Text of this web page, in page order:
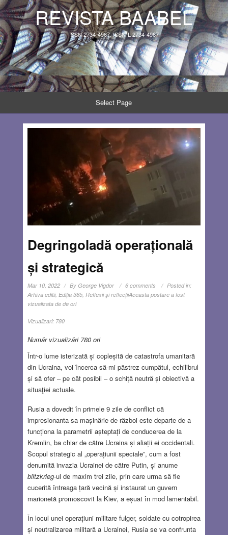
REVISTA BAABEL
ISSN 2734-4967, ISSN-L 2734-4967
Select Page
Degringoladă operațională
și strategică
Mar 10, 2022 By George Vigdor 6 comments
Posted in:
Arhiva editii, Ediţia 365, Reflexii şi reflecţiiAceasta postare a fost
vizualizata de de ori
Vizualizari: 780
Număr vizualizări 780 ori
Într-o lume isterizată și copleșită de catastrofa umanitară
din Ucraina, voi încerca să-mi păstrez cumpătul, echilibrul
și să ofer – pe cât posibil – o schiță neutră și obiectivă a
situaţiei actuale.
Rusia a dovedit în primele 9 zile de conflict că
impresionanta sa mașinărie de război este departe de a
funcționa la parametrii așteptați de conducerea de la
Kremlin, ba chiar de către Ucraina și aliații ei occidentali.
Scopul strategic al „operațiunii speciale”, cum a fost
denumită invazia Ucrainei de către Putin, și anume
blitzkrieg-ul de maxim trei zile, prin care urma să fie
cucerită întreaga țară vecină și instaurat un guvern
marionetă promoscovit la Kiev, a eșuat în mod lamentabil.
În locul unei operațiuni militare fulger, soldate cu cotropirea
și neutralizarea militară a Ucrainei, Rusia se va confrunta